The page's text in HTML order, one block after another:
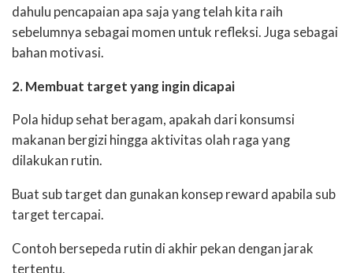
dahulu pencapaian apa saja yang telah kita raih
sebelumnya sebagai momen untuk refleksi. Juga sebagai
bahan motivasi.
2. Membuat target yang ingin dicapai
Pola hidup sehat beragam, apakah dari konsumsi
makanan bergizi hingga aktivitas olah raga yang
dilakukan rutin.
Buat sub target dan gunakan konsep reward apabila sub
target tercapai.
Contoh bersepeda rutin di akhir pekan dengan jarak
tertentu.